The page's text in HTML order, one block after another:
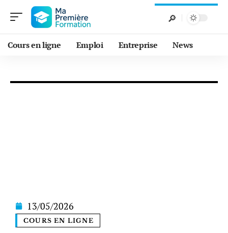
Cours en ligne Emploi Entreprise News
13/05/2026
COURS EN LIGNE